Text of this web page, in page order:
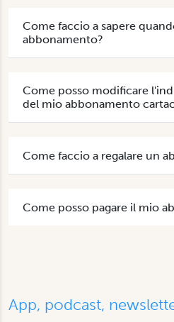
Come faccio a sapere
abbonamento?
Come posso modificare
del mio abbonamento
Come faccio a regalare un
Come posso pagare il mio
App, podcast,